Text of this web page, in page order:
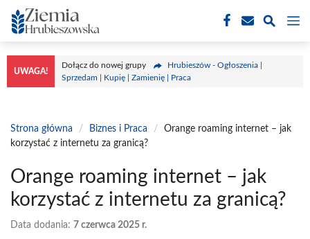
Przejdź
do
treści
UWAGA!
Dołącz do nowej grupy
Hrubieszów - Ogłoszenia |
Sprzedam | Kupię | Zamienię | Praca
Strona główna / Biznes i Praca /
Orange roaming internet – jak
korzystać z internetu za granicą?
Orange roaming internet – jak
korzystać z internetu za granicą?
Data dodania: 7 czerwca 2025 r.